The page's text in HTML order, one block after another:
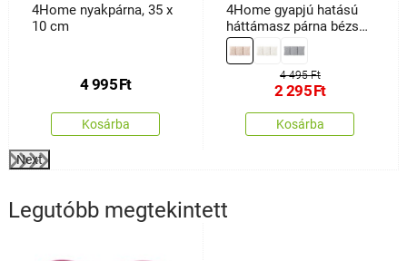
4Home nyakpárna, 35 x
10 cm
4 995Ft
Kosárba
4Home gyapjú hatású
háttámasz párna bézs
színű, 30 x 60 cm
4 495 Ft
2 295Ft
Kosárba
Next
Legutóbb megtekintett